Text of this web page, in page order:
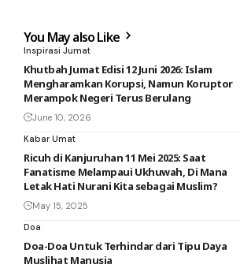
You May also Like
Inspirasi Jumat
Khutbah Jumat Edisi 12 Juni 2026: Islam
Mengharamkan Korupsi, Namun Koruptor
Merampok Negeri Terus Berulang
June 10, 2026
Kabar Umat
Ricuh di Kanjuruhan 11 Mei 2025: Saat
Fanatisme Melampaui Ukhuwah, Di Mana
Letak Hati Nurani Kita sebagai Muslim?
May 15, 2025
Doa
Doa-Doa Untuk Terhindar dari Tipu Daya
Muslihat Manusia